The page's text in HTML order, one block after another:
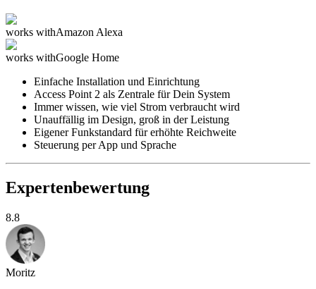
works withAmazon Alexa
works withGoogle Home
Einfache Installation und Einrichtung
Access Point 2 als Zentrale für Dein System
Immer wissen, wie viel Strom verbraucht wird
Unauffällig im Design, groß in der Leistung
Eigener Funkstandard für erhöhte Reichweite
Steuerung per App und Sprache
Expertenbewertung
8.8
Moritz